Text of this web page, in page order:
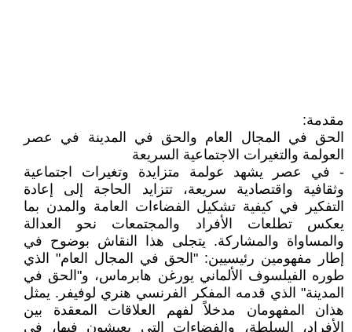
مقدمة:
الحق في المجال العام والحق في المدينة في عصر
العولمة والتغيرات الاجتماعية السريعة
- في عصر يشهد عولمة متزايدة وتغيرات اجتماعية
وثقافية واقتصادية سريعة، تتزايد الحاجة إلى إعادة
التفكير في كيفية تشكيل الفضاءات العامة والمدن بما
يعكس تطلعات الأفراد والمجتمعات نحو العدالة
والمساواة والمشاركة. يتجلى هذا النقاش بوضوح في
إطار مفهومين رئيسيين: "الحق في المجال العام" الذي
طوره الفيلسوف الألماني يورغن هابرماس، و"الحق في
المدينة" الذي قدمه المفكر الفرنسي هنري لوفيفر. يمثل
هذان المفهومان مدخلاً لفهم العلاقات المعقدة بين
الأفراد، السلطة، والفضاءات التي يعيشون فيها، في